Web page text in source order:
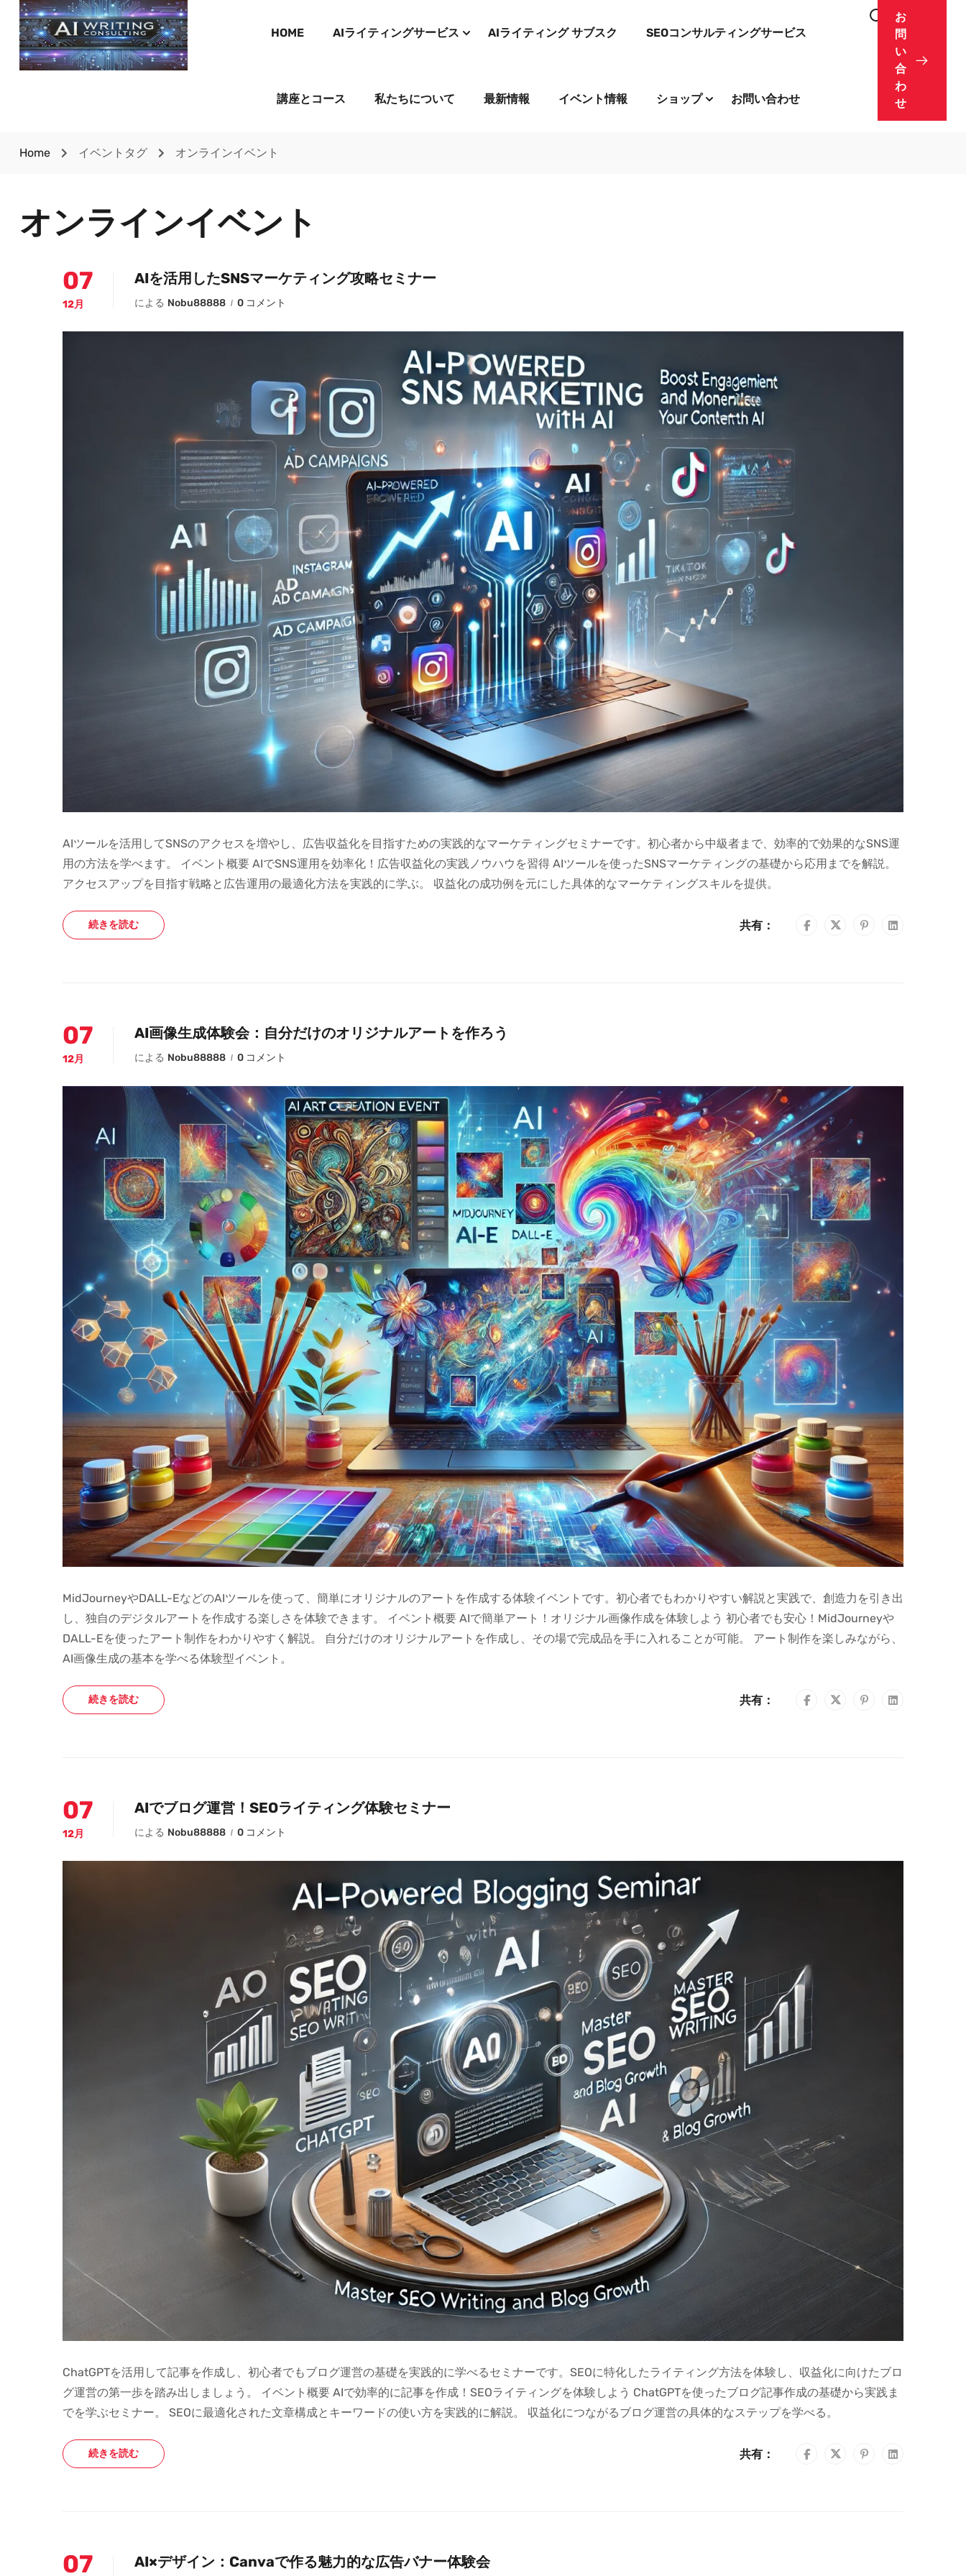
HOME AIライティングサービス AIライティング サブスク SEOコンサルティングサービス
講座とコース 私たちについて 最新情報 イベント情報 ショップ お問い合わせ
お
問
い
合
わ
せ
Home イベントタグ オンラインイベント
オンラインイベント
07
12月
AIを活用したSNSマーケティング攻略セミナー
による Nobu88888 0 コメント
AIツールを活用してSNSのアクセスを増やし、広告収益化を目指すための実践的なマーケティングセミナーです。初心者から中級者まで、効率的で効果的なSNS運
用の方法を学べます。 イベント概要 AIでSNS運用を効率化！広告収益化の実践ノウハウを習得 AIツールを使ったSNSマーケティングの基礎から応用までを解説。
アクセスアップを目指す戦略と広告運用の最適化方法を実践的に学ぶ。 収益化の成功例を元にした具体的なマーケティングスキルを提供。
続きを読む 共有：
07
12月
AI画像生成体験会：自分だけのオリジナルアートを作ろう
による Nobu88888 0 コメント
MidJourneyやDALL-EなどのAIツールを使って、簡単にオリジナルのアートを作成する体験イベントです。初心者でもわかりやすい解説と実践で、創造力を引き出
し、独自のデジタルアートを作成する楽しさを体験できます。 イベント概要 AIで簡単アート！オリジナル画像作成を体験しよう 初心者でも安心！MidJourneyや
DALL-Eを使ったアート制作をわかりやすく解説。 自分だけのオリジナルアートを作成し、その場で完成品を手に入れることが可能。 アート制作を楽しみながら、
AI画像生成の基本を学べる体験型イベント。
続きを読む 共有：
07
12月
AIでブログ運営！SEOライティング体験セミナー
による Nobu88888 0 コメント
ChatGPTを活用して記事を作成し、初心者でもブログ運営の基礎を実践的に学べるセミナーです。SEOに特化したライティング方法を体験し、収益化に向けたブロ
グ運営の第一歩を踏み出しましょう。 イベント概要 AIで効率的に記事を作成！SEOライティングを体験しよう ChatGPTを使ったブログ記事作成の基礎から実践ま
でを学ぶセミナー。 SEOに最適化された文章構成とキーワードの使い方を実践的に解説。 収益化につながるブログ運営の具体的なステップを学べる。
続きを読む 共有：
07 AI×デザイン：Canvaで作る魅力的な広告バナー体験会